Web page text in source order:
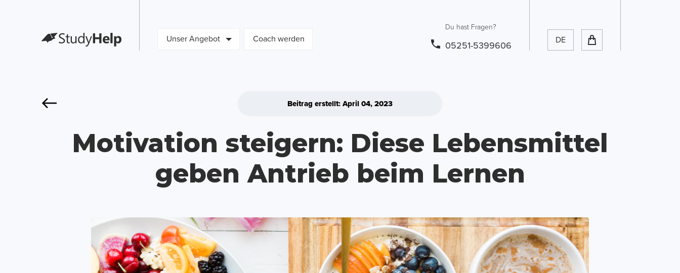
Unser Angebot Coach werden
Du hast Fragen?
05251-5399606
DE
Beitrag erstellt: April 04, 2023
Motivation steigern: Diese Lebensmittel
geben Antrieb beim Lernen